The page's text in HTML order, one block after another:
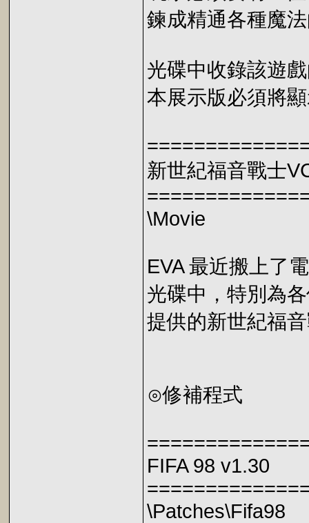
鍊成精通各種魔
光碟中收錄該遊
本展示版必須將
新世紀福音戰士
\Movie
EVA 最近搬上了
光碟中，特別為
提供的新世紀福
⊙修補程式
FIFA 98 v1.30
\Patches\Fifa98